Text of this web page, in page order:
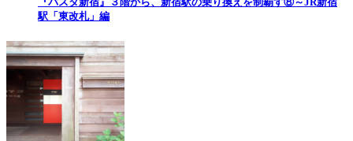
駅「東改札」編